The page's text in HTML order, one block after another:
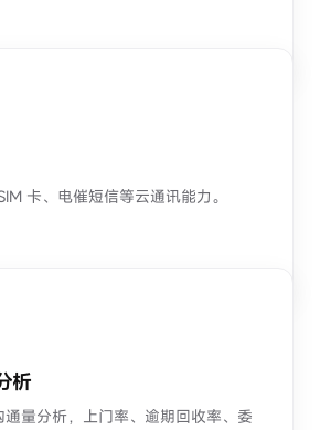
卡、电催短信等云通讯能力。
析
量分析，上门率、逾期回收率、委